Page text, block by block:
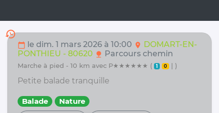
history
calendar_today le dim. 1 mars 2026 à 10:00 location_on DOMART-EN-
PONTHIEU - 80620 nature Parcours chemin
marche à pied - 10 km avec P★★★★★★ ( 1 0 | )
Petite balade tranquille
Balade Nature